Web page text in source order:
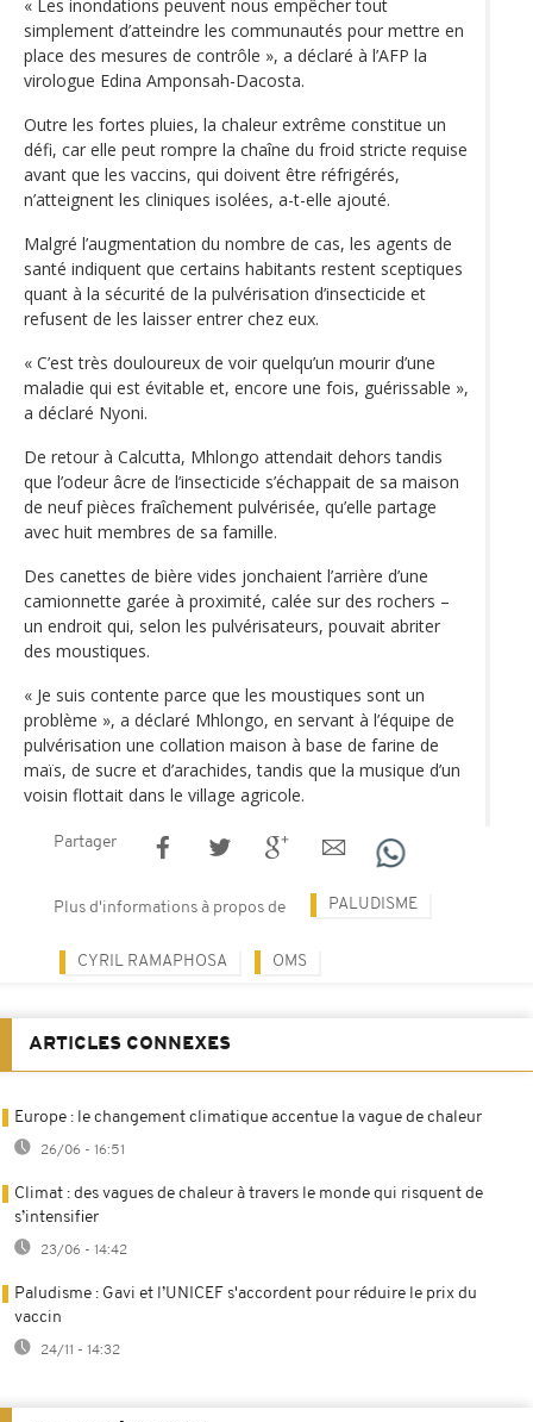
« Les inondations peuvent nous empêcher tout
simplement d’atteindre les communautés pour mettre en
place des mesures de contrôle », a déclaré à l’AFP la
virologue Edina Amponsah-Dacosta.
Outre les fortes pluies, la chaleur extrême constitue un
défi, car elle peut rompre la chaîne du froid stricte requise
avant que les vaccins, qui doivent être réfrigérés,
n’atteignent les cliniques isolées, a-t-elle ajouté.
Malgré l’augmentation du nombre de cas, les agents de
santé indiquent que certains habitants restent sceptiques
quant à la sécurité de la pulvérisation d’insecticide et
refusent de les laisser entrer chez eux.
« C’est très douloureux de voir quelqu’un mourir d’une
maladie qui est évitable et, encore une fois, guérissable »,
a déclaré Nyoni.
De retour à Calcutta, Mhlongo attendait dehors tandis
que l’odeur âcre de l’insecticide s’échappait de sa maison
de neuf pièces fraîchement pulvérisée, qu’elle partage
avec huit membres de sa famille.
Des canettes de bière vides jonchaient l’arrière d’une
camionnette garée à proximité, calée sur des rochers –
un endroit qui, selon les pulvérisateurs, pouvait abriter
des moustiques.
« Je suis contente parce que les moustiques sont un
problème », a déclaré Mhlongo, en servant à l’équipe de
pulvérisation une collation maison à base de farine de
maïs, de sucre et d’arachides, tandis que la musique d’un
voisin flottait dans le village agricole.
Partager
Plus d'informations à propos de PALUDISME
CYRIL RAMAPHOSA OMS
ARTICLES CONNEXES
Europe : le changement climatique accentue la vague de chaleur
26/06 - 16:51
Climat : des vagues de chaleur à travers le monde qui risquent de
s’intensifier
23/06 - 14:42
Paludisme : Gavi et l’UNICEF s'accordent pour réduire le prix du
vaccin
24/11 - 14:32